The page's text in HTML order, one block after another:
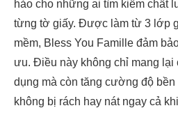
hảo cho những ai tìm kiếm chất
từng tờ giấy. Được làm từ 3 lớp
mềm, Bless You Famille đảm
ưu. Điều này không chỉ mang lại
dụng mà còn tăng cường độ
không bị rách hay nát ngay cả